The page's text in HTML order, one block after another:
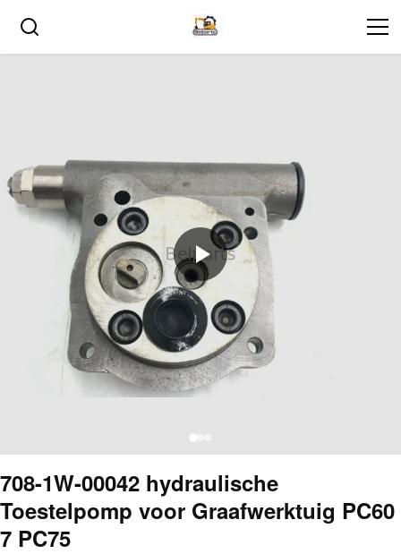
708-1W-00042 hydraulische
Toestelpomp voor Graafwerktuig PC60
7 PC75